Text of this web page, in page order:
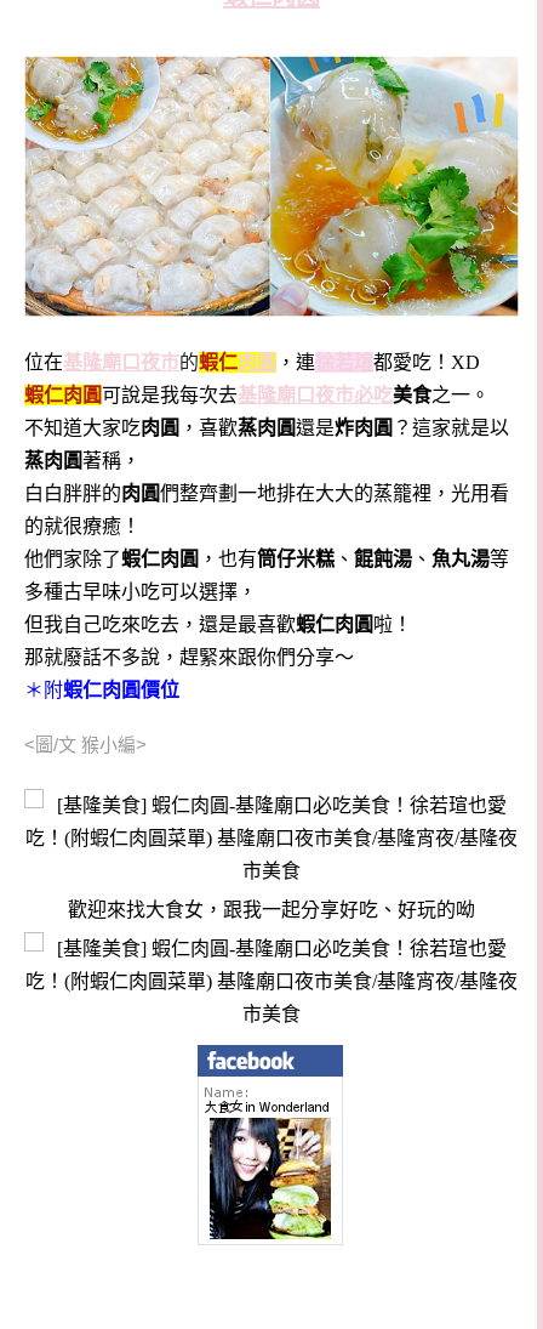
位在基隆廟口夜市的蝦仁肉圓 ，連徐若瑄都愛吃！XD
蝦仁肉圓可說是我每次去基隆廟口夜市必吃美食之一。
不知道大家吃肉圓 ，喜歡蒸肉圓還是炸肉圓 ？這家就是以
蒸肉圓著稱，
白白胖胖的肉圓們整齊劃一地排在大大的蒸籠裡，光用看
的就很療癒！
他們家除了蝦仁肉圓 ，也有筒仔米糕 、 餛飩湯 、 魚丸湯等
多種古早味小吃可以選擇，
但我自己吃來吃去，還是最喜歡蝦仁肉圓啦！
那就廢話不多說，趕緊來跟你們分享～
＊附蝦仁肉圓價位
<圖/文 猴小編>
歡迎來找大食女，跟我一起分享好吃、好玩的呦